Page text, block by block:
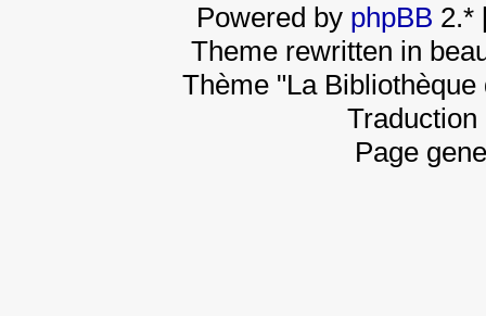
Powered by phpBB 2.*
Theme rewritten in
Thème "La
Page